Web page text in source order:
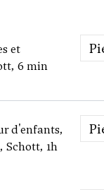
et
6 min
d'enfants,
Schott, 1h